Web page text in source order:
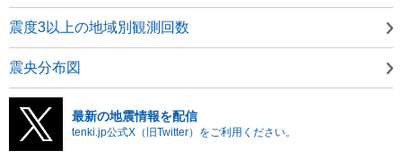
震度3以上の地域別観測回数
震央分布図
最新の地震情報を配信
tenki.jp公式X（旧Twitter）をご利用ください。